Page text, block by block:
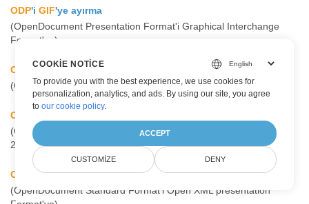
ODP'i GIF'ye ayırma
(OpenDocument Presentation Format'i Graphical Interchange
Format'ye)
ODP 'iXAML'ye ayırma
(OpenDocument Presentation Format'i XAML File'ye)
OTP
(OpenDocument Standard Format'i Microsoft PowerPoint 97-
2003'ye)
OTP 'iPPTX'ye ayırma
(OpenDocument Standard Format'i Open XML presentation
COOKIE NOTICE
To provide you with the best experience, we use cookies for
personalization, analytics, and ads. By using our site, you agree
toour cookie policy.
ACCEPT
CUSTOMIZE DENY